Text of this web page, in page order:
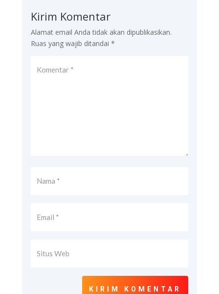
Kirim Komentar
Alamat email Anda tidak akan dipublikasikan.
Ruas yang wajib ditandai *
KIRIM KOMENTAR